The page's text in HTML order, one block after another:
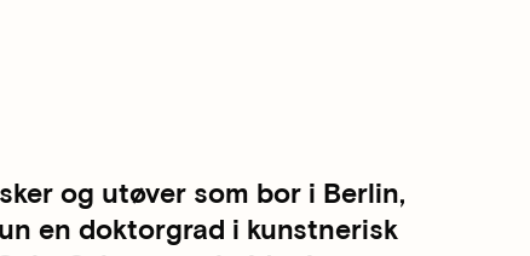
og utøver som bor i Berlin,
en doktorgrad i kunstnerisk